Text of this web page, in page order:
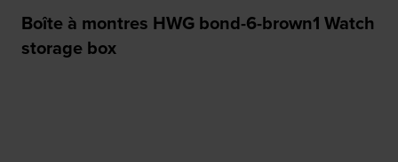
Boîte à montres HWG bond-6-brown1 Watch
storage box